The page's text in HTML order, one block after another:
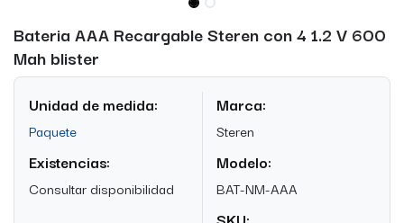
Bateria AAA Recargable Steren con 4 1.2 V 600
Mah blister
Unidad de medida:
Paquete
Existencias:
Consultar disponibilidad
Marca:
Steren
Modelo:
BAT-NM-AAA